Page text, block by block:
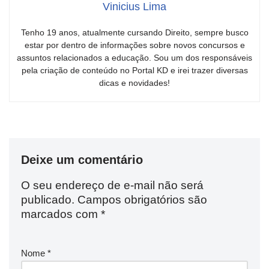
Vinicius Lima
Tenho 19 anos, atualmente cursando Direito, sempre busco
estar por dentro de informações sobre novos concursos e
assuntos relacionados a educação. Sou um dos responsáveis
pela criação de conteúdo no Portal KD e irei trazer diversas
dicas e novidades!
Deixe um comentário
O seu endereço de e-mail não será
publicado. Campos obrigatórios são
marcados com *
Nome *